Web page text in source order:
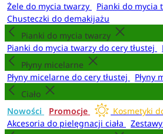
Żele do mycia twarzy
Pianki do mycia
Chusteczki do demakijażu
Pianki do mycia twarzy
Pianki do mycia twarzy do cery tłustej
Płyny micelarne
Płyny micelarne do cery tłustej
Płyny
Ciało
Nowości
Promocje Kosmetyki
Akcesoria do pielęgnacji ciała